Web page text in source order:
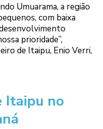
Umuarama, a região
com baixa
prioridade”,
de Itaipu, Enio Verri,
Itaipu no